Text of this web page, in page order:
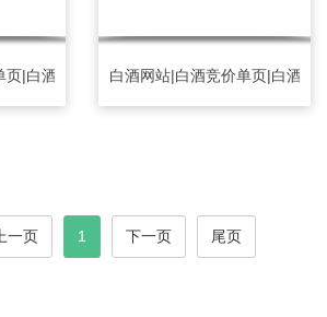
页|白酒竞价落地页|白酒订单网站
白酒网站|白酒竞价单页|白酒竞
上一页 1 下一页 尾页